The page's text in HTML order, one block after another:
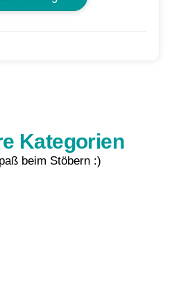
Kategorien
beim Stöbern :)